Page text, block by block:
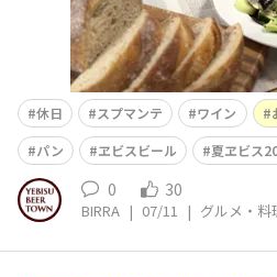
休日 スプマンテ ワイン
パン
ヱビスビール 夏ヱビス
0 30
BIRRA | 07/11 | グルメ・料